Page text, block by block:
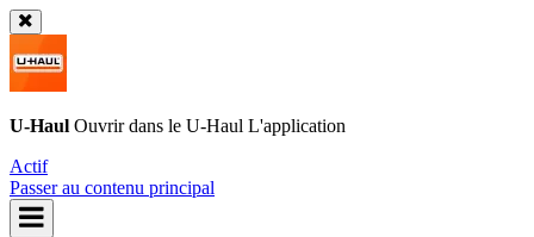
U-Haul Ouvrir dans le U-Haul L'application
Actif
Passer au contenu principal